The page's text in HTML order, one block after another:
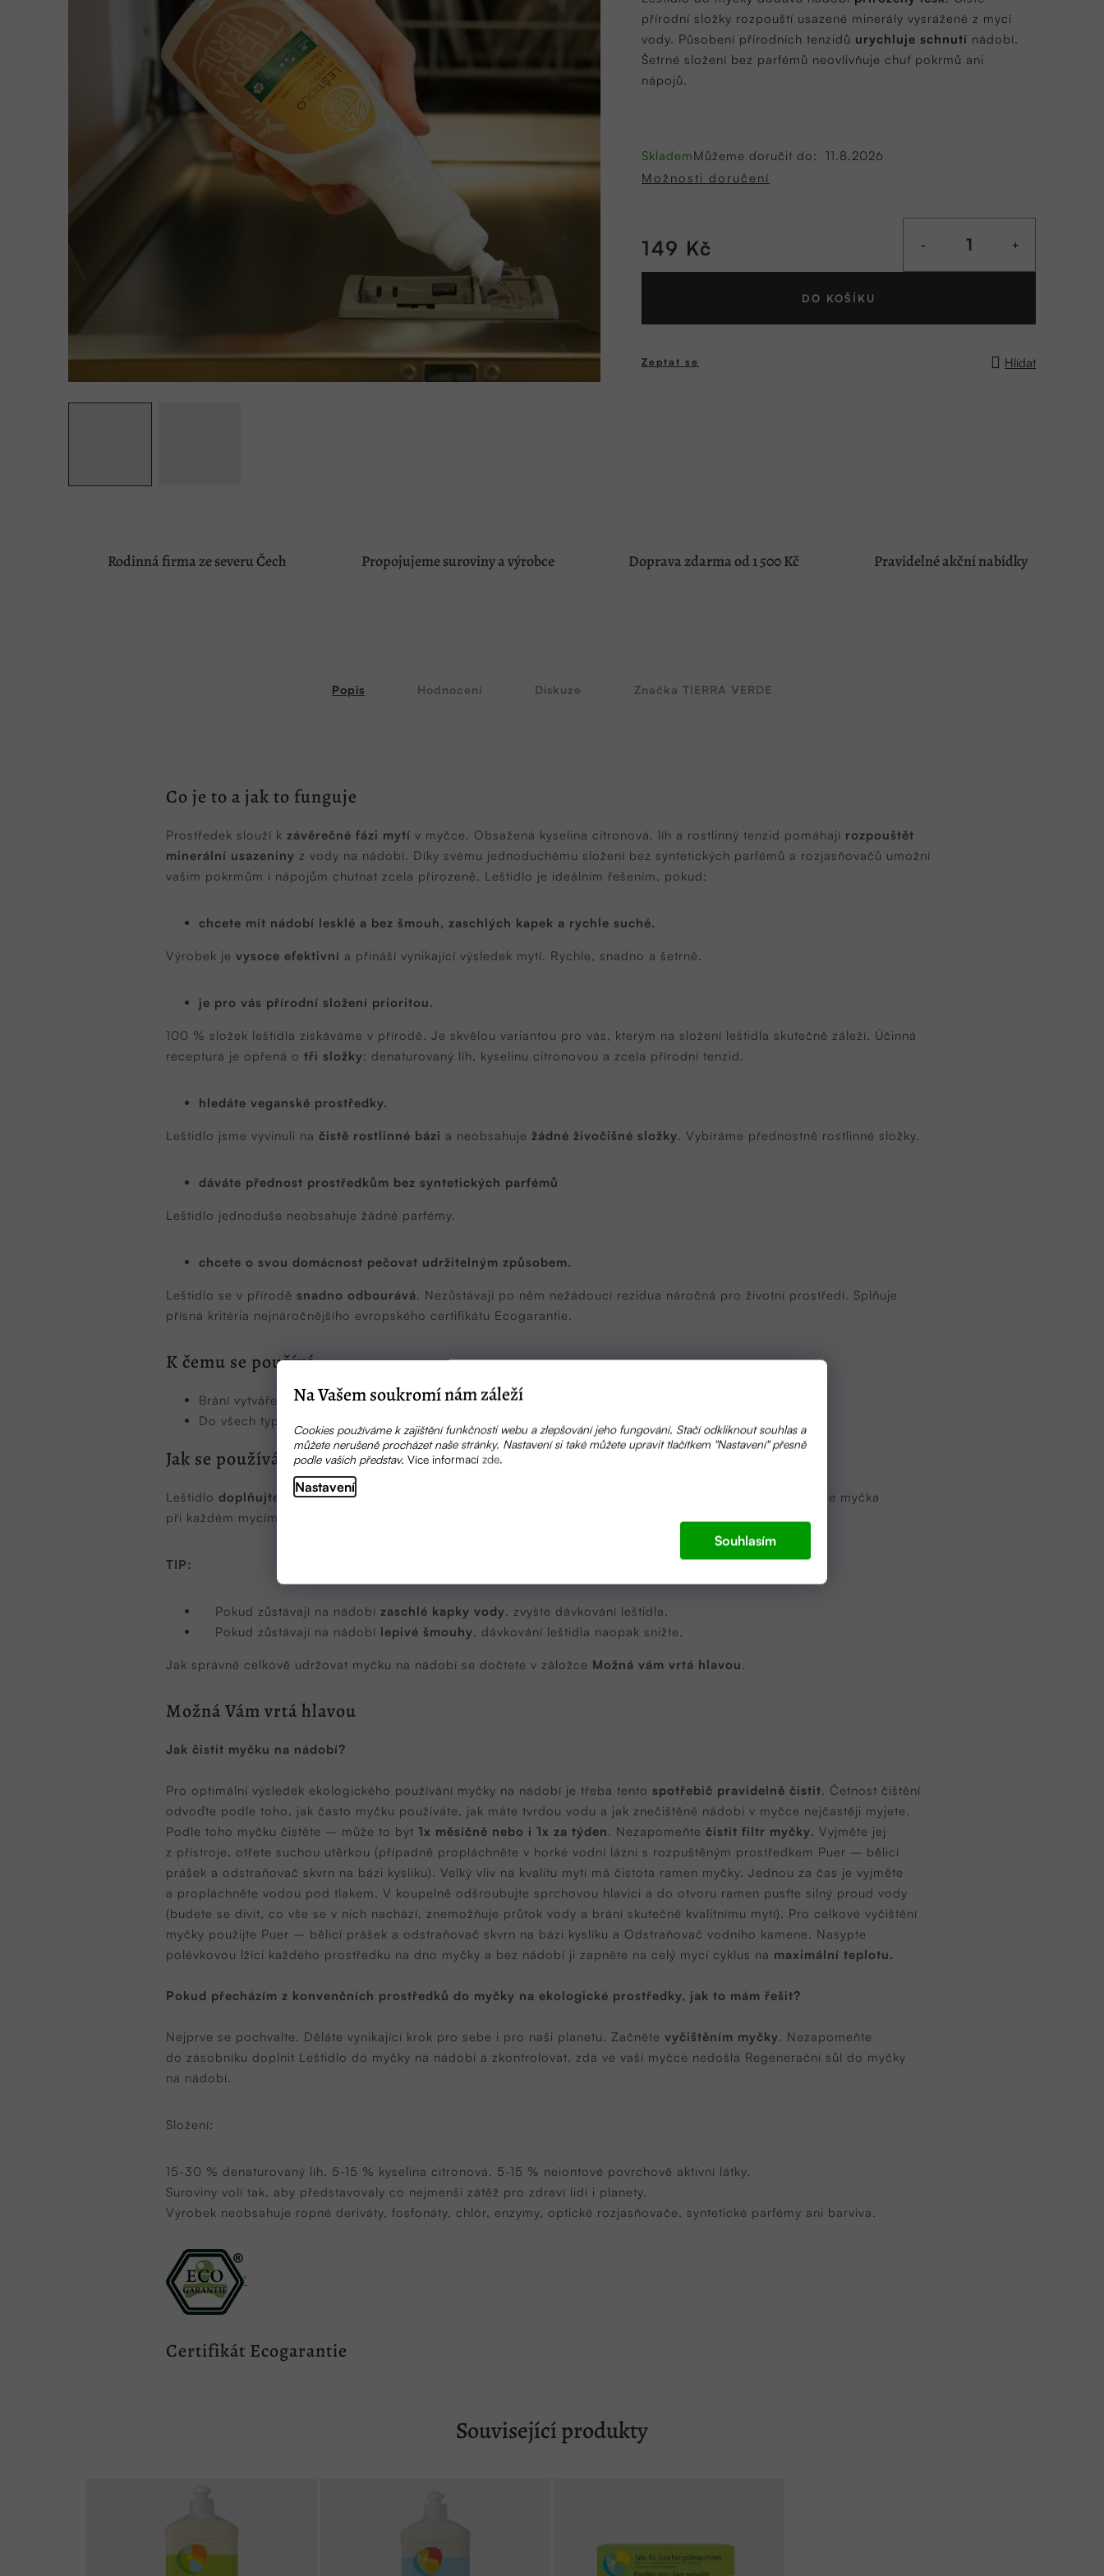
Na Vašem soukromí nám záleží
Cookies používáme k zajištění funkčnosti webu a zlepšování jeho fungování. Stačí odkliknout souhlas a
můžete nerušeně procházet naše stránky. Nastavení si také můžete upravit tlačítkem "Nastavení" přesně
podle vašich představ. Více informací zde.
Nastavení
Souhlasím
z
5
přírodní složky rozpouští usazené minerály vysrážené z mycí
vody. Působení přírodních tenzidů urychluje schnutí nádobí.
Šetrné složení bez parfémů neovlivňuje chuť pokrmů ani
nápojů.
SklademMůžeme doručit do:
11.8.2026
Možnosti doručení
149 Kč
DO KOŠÍKU
Zeptat se Hlídat
Rodinná firma ze severu Čech Propojujeme suroviny a výrobce Doprava zdarma od 1 500 Kč Pravidelné akční nabídky
Popis Hodnocení Diskuze Značka TIERRA VERDE
Co je to a jak to funguje
Prostředek slouží k závěrečné fázi mytí v myčce. Obsažená kyselina citronová, líh a rostlinný tenzid pomáhají rozpouštět
minerální usazeniny z vody na nádobí. Díky svému jednoduchému složení bez syntetických parfémů a rozjasňovačů umožní
vašim pokrmům i nápojům chutnat zcela přirozeně. Leštidlo je ideálním řešením, pokud:
chcete mít nádobí lesklé a bez šmouh, zaschlých kapek a rychle suché.
Výrobek je vysoce efektivní a přináší vynikající výsledek mytí. Rychle, snadno a šetrně.
je pro vás přírodní složení prioritou.
100 % složek leštidla získáváme v přírodě. Je skvělou variantou pro vás, kterým na složení leštidla skutečně záleží. Účinná
receptura je opřená o tři složky: denaturovaný líh, kyselinu citronovou a zcela přírodní tenzid.
hledáte veganské prostředky.
Leštidlo jsme vyvinuli na čistě rostlinné bázi a neobsahuje žádné živočišné složky. Vybíráme přednostně rostlinné složky.
dáváte přednost prostředkům bez syntetických parfémů
Leštidlo jednoduše neobsahuje žádné parfémy.
chcete o svou domácnost pečovat udržitelným způsobem.
Leštidlo se v přírodě snadno odbourává. Nezůstávají po něm nežádoucí rezidua náročná pro životní prostředí. Splňuje
přísná kritéria nejnáročnějšího evropského certifikátu Ecogarantie.
K čemu se používá
Brání vytváření bílého povlaku na nádobí.
Do všech typů domácích myček.
Jak se používá
Leštidlo doplňujte při rozsvícení kontrolky
podle návodu výrobce myčky. Samotné dávkování provede vaše myčka
při každém mycím procesu.
TIP:
Pokud zůstávají na nádobí zaschlé kapky vody, zvyšte dávkování leštidla.
Pokud zůstávají na nádobí lepivé šmouhy, dávkování leštidla naopak snižte.
Jak správně celkově udržovat myčku na nádobí se dočtete v záložce Možná vám vrtá hlavou.
Možná Vám vrtá hlavou
Jak čistit myčku na nádobí?
Pro optimální výsledek ekologického používání myčky na nádobí je třeba tento spotřebič pravidelně čistit. Četnost čištění
odvoďte podle toho, jak často myčku používáte, jak máte tvrdou vodu a jak znečištěné nádobí v myčce nejčastěji myjete.
Podle toho myčku čistěte – může to být 1x měsíčně nebo i 1x za týden. Nezapomeňte čistit filtr myčky. Vyjměte jej
z přístroje, otřete suchou utěrkou (případně propláchněte v horké vodní lázni s rozpuštěným prostředkem Puer – bělicí
prášek a odstraňovač skvrn na bázi kyslíku). Velký vliv na kvalitu mytí má čistota ramen myčky. Jednou za čas je vyjměte
a propláchněte vodou pod tlakem. V koupelně odšroubujte sprchovou hlavici a do otvoru ramen pusťte silný proud vody
(budete se divit, co vše se v nich nachází, znemožňuje průtok vody a brání skutečně kvalitnímu mytí). Pro celkové vyčištění
myčky použijte Puer – bělicí prášek a odstraňovač skvrn na bázi kyslíku a Odstraňovač vodního kamene. Nasypte
polévkovou lžíci každého prostředku na dno myčky a bez nádobí ji zapněte na celý mycí cyklus na maximální teplotu.
Pokud přecházím z konvenčních prostředků do myčky na ekologické prostředky, jak to mám řešit?
Nejprve se pochvalte. Děláte vynikající krok pro sebe i pro naši planetu. Začněte vyčištěním myčky. Nezapomeňte
do zásobníku doplnit Leštidlo do myčky na nádobí a zkontrolovat, zda ve vaší myčce nedošla Regenerační sůl do myčky
na nádobí.
Složení:
15-30 % denaturovaný líh, 5-15 % kyselina citronová, 5-15 % neiontové povrchově aktivní látky.
Suroviny volí tak, aby představovaly co nejmenší zátěž pro zdraví lidí i planety.
Výrobek neobsahuje ropné deriváty, fosfonáty, chlór, enzymy, optické rozjasňovače, syntetické parfémy ani barviva.
'
Certifikát Ecogarantie
Související produkty